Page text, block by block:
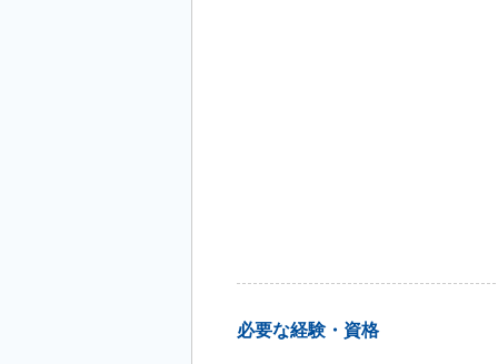
必要な経験・資格